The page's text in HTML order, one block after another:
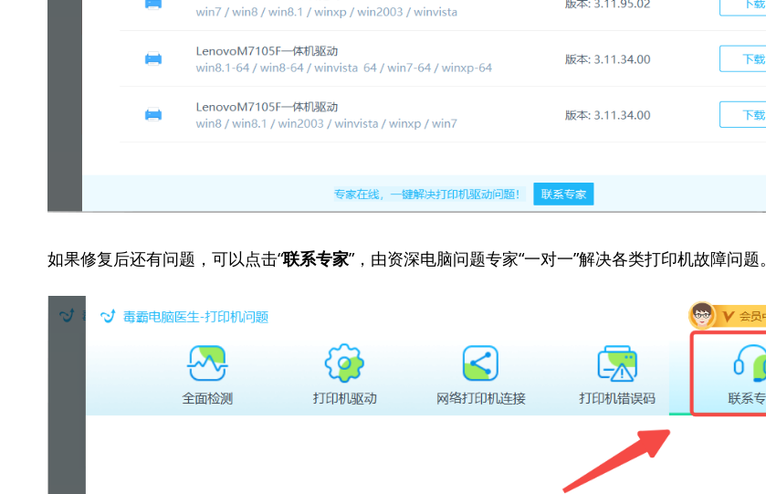
如果修复后还有问题，可以点击“联系专家”，由资深电脑问题专家“一对一”解决各类打印机故障问题。